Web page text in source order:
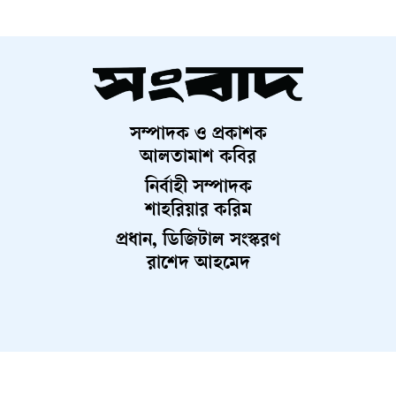
সহাবস্থানে একটি বহুমাত্রিক ক্ষমতার ভারসাম্য গড়ে উঠতে পারে,
সম্পাদক ও প্রকাশক
আলতামাশ কবির
নির্বাহী সম্পাদক
শাহরিয়ার করিম
প্রধান, ডিজিটাল সংস্করণ
রাশেদ আহমেদ